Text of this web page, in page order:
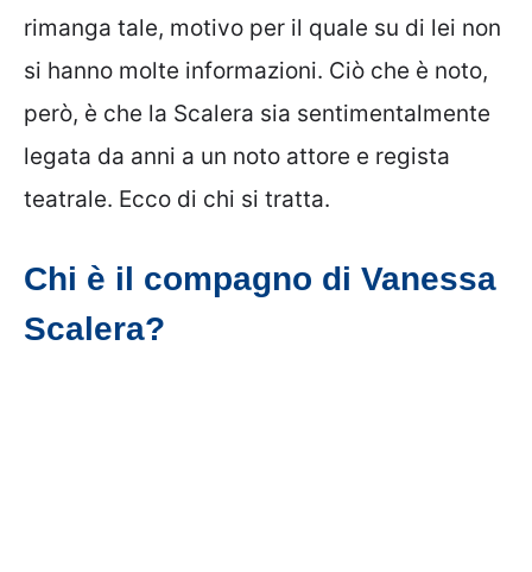
rimanga tale, motivo per il quale su di lei non
si hanno molte informazioni. Ciò che è noto,
però, è che la Scalera sia sentimentalmente
legata da anni a un noto attore e regista
teatrale. Ecco di chi si tratta.
Chi è il compagno di Vanessa
Scalera?